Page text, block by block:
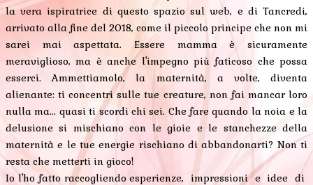
la vera ispiratrice di questo spazio sul web, e di Tancredi,
arrivato alla fine del 2018, come il piccolo principe che non mi
sarei mai aspettata. Essere mamma è sicuramente
meraviglioso, ma è anche l'impegno più faticoso che possa
esserci. Ammettiamolo, la maternità, a volte, diventa
alienante: ti concentri sulle tue creature, non fai mancar loro
nulla ma... quasi ti scordi chi sei. Che fare quando la noia e la
delusione si mischiano con le gioie e le stanchezze della
maternità e le tue energie rischiano di abbandonarti? Non ti
resta che metterti in gioco!
Io l'ho fatto raccogliendo esperienze, impressioni e idee di